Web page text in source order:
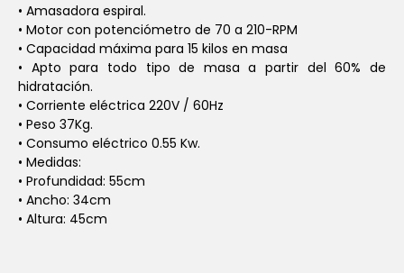
• Amasadora espiral.
• Motor con potenciómetro de 70 a 210-RPM
• Capacidad máxima para 15 kilos en masa
• Apto para todo tipo de masa a partir del 60% de
hidratación.
• Corriente eléctrica 220V / 60Hz
• Peso 37Kg.
• Consumo eléctrico 0.55 Kw.
• Medidas:
• Profundidad: 55cm
• Ancho: 34cm
• Altura: 45cm